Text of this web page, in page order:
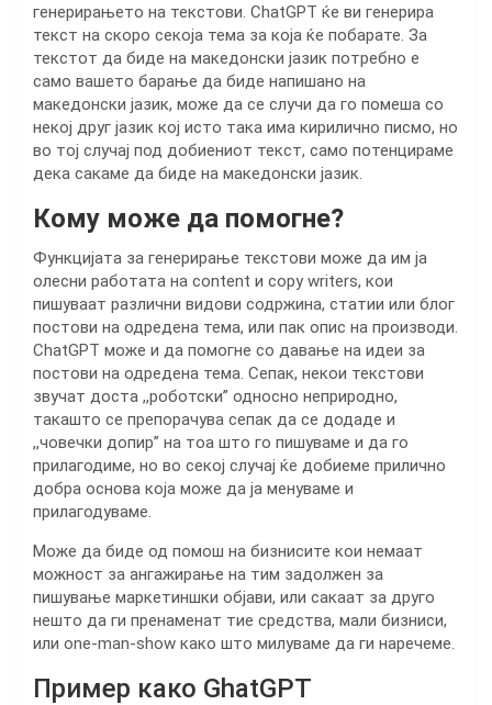
генерирањето на текстови. ChatGPT ќе ви генерира
текст на скоро секоја тема за која ќе побарате. За
текстот да биде на македонски јазик потребно е
само вашето барање да биде напишано на
македонски јазик, може да се случи да го помеша со
некој друг јазик кој исто така има кирилично писмо, но
во тој случај под добиениот текст, само потенцираме
дека сакаме да биде на македонски јазик.
Кому може да помогне?
Функцијата за генерирање текстови може да им ja
олесни работата на content и copy writers, кои
пишуваат различни видови содржина, статии или блог
постови на одредена тема, или пак опис на производи.
ChatGPT може и да помогне со давање на идеи за
постови на одредена тема. Сепак, некои текстови
звучат доста ,,роботски” односно неприродно,
такашто се препорачува сепак да се додаде и
,,човечки допир” на тоа што го пишуваме и да го
прилагодиме, но во секој случај ќе добиеме прилично
добра основа која може да ја менуваме и
прилагодуваме.
Може да биде од помош на бизнисите кои немаат
можност за ангажирање на тим задолжен за
пишување маркетиншки објави, или сакаат за друго
нешто да ги пренаменат тие средства, мали бизниси,
или one-man-show како што милуваме да ги наречеме.
Пример како GhatGPT